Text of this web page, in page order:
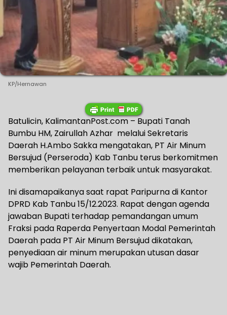
KP/Hernawan
Batulicin, KalimantanPost.com – Bupati Tanah
Bumbu HM, Zairullah Azhar melalui Sekretaris
Daerah H.Ambo Sakka mengatakan, PT Air Minum
Bersujud (Perseroda) Kab Tanbu terus berkomitmen
memberikan pelayanan terbaik untuk masyarakat.
Ini disamapaikanya saat rapat Paripurna di Kantor
DPRD Kab Tanbu 15/12.2023. Rapat dengan agenda
jawaban Bupati terhadap pemandangan umum
Fraksi pada Raperda Penyertaan Modal Pemerintah
Daerah pada PT Air Minum Bersujud dikatakan,
penyediaan air minum merupakan utusan dasar
wajib Pemerintah Daerah.